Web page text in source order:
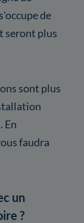
de
seront plus
sont plus
En
faudra
un
?